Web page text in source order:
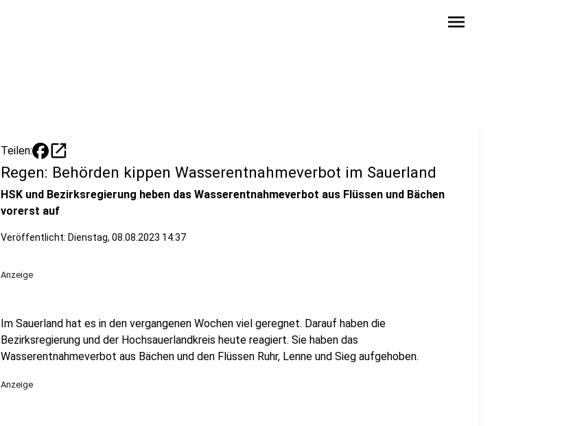
menu
Teilen: open_in_new
Regen: Behörden kippen Wasserentnahmeverbot im Sauerland
HSK und Bezirksregierung heben das Wasserentnahmeverbot aus Flüssen und Bächen
vorerst auf
Veröffentlicht: Dienstag, 08.08.2023 14:37
Anzeige
Im Sauerland hat es in den vergangenen Wochen viel geregnet. Darauf haben die
Bezirksregierung und der Hochsauerlandkreis heute reagiert. Sie haben das
Wasserentnahmeverbot aus Bächen und den Flüssen Ruhr, Lenne und Sieg aufgehoben.
Anzeige